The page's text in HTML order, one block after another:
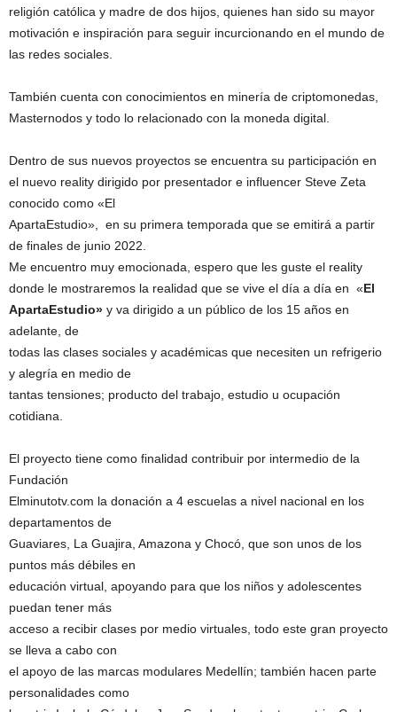
religión católica y madre de dos hijos, quienes han sido su mayor
motivación e inspiración para seguir incurcionando en el mundo de
las redes sociales.
También cuenta con conocimientos en minería de criptomonedas,
Masternodos y todo lo relacionado con la moneda digital.
Dentro de sus nuevos proyectos se encuentra su participación en
el nuevo reality dirigido por presentador e influencer Steve Zeta
conocido como «El
ApartaEstudio», en su primera temporada que se emitirá a partir
de finales de junio 2022.
Me encuentro muy emocionada, espero que les guste el reality
donde le mostraremos la realidad que se vive el día a día en «El
ApartaEstudio» y va dirigido a un público de los 15 años en
adelante, de
todas las clases sociales y académicas que necesiten un refrigerio
y alegría en medio de
tantas tensiones; producto del trabajo, estudio u ocupación
cotidiana.
El proyecto tiene como finalidad contribuir por intermedio de la
Fundación
Elminutotv.com la donación a 4 escuelas a nivel nacional en los
departamentos de
Guaviares, La Guajira, Amazona y Chocó, que son unos de los
puntos más débiles en
educación virtual, apoyando para que los niños y adolescentes
puedan tener más
acceso a recibir clases por medio virtuales, todo este gran proyecto
se lleva a cabo con
el apoyo de las marcas modulares Medellín; también hacen parte
personalidades como